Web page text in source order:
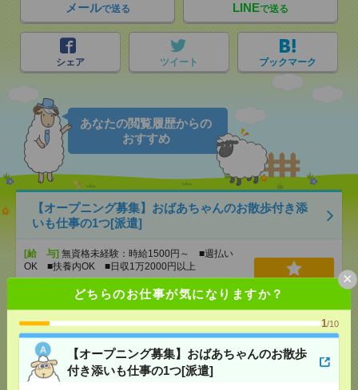
どちらのお仕事が気になりますか？
1/10
【オープニング募集】おばあちゃんのお散歩
付き添いも仕事の1つ[派遣]
×
メールで送る LINEで送る
シェア ツイート ブックマーク
あなたの閲覧履歴からの
おすすめ
【オープニング募集】おばあちゃんのお散歩付き添
いも仕事の1つ[派遣]
[給 与] 無資格未経験：時給1500円～ ■週払い
OK ■扶養内OK ■日収1万2000円以上
平塚駅
説明会参加で全員に【現金2千円相当プレゼント】生
活のお手伝い[派遣]